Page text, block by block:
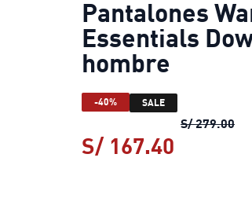
Pantalones
Essentials
hombre
-40% SALE
S/ 279.00
S/ 167.40